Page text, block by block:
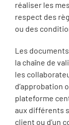
réaliser les
respect des
ou des
Les
la chaîne de
les
d’approbation
plateforme
aux différents
client ou d’un